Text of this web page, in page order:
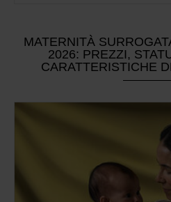
MATERNITÀ
2026: PREZZI,
CARATTERISTICHE